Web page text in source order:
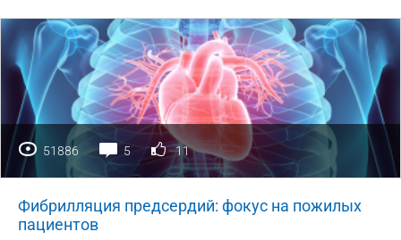
51886 5 11
Фибрилляция предсердий: фокус на пожилых
пациентов